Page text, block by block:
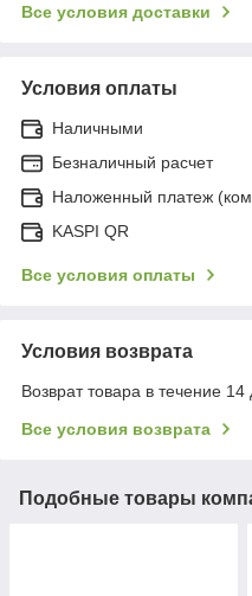
Все условия доставки
Условия оплаты
Наличными
Безналичный расчет
Наложенный платеж
KASPI QR
Все условия оплаты
Условия возврата
Возврат товара в течение 14
Все условия возврата
Подобные товары